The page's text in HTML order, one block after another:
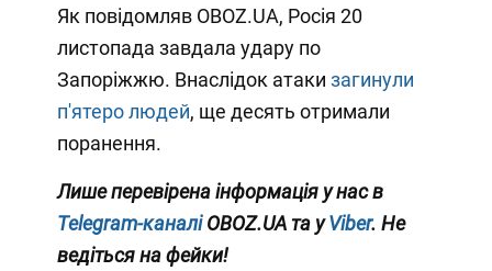
Як повідомляв OBOZ.UA, Росія 20
листопада завдала удару по
Запоріжжю. Внаслідок атаки загинули
п'ятеро людей, ще десять отримали
поранення.
Лише перевірена інформація у нас в
Telegram-каналіOBOZ.UA та уViber. Не
ведіться на фейки!